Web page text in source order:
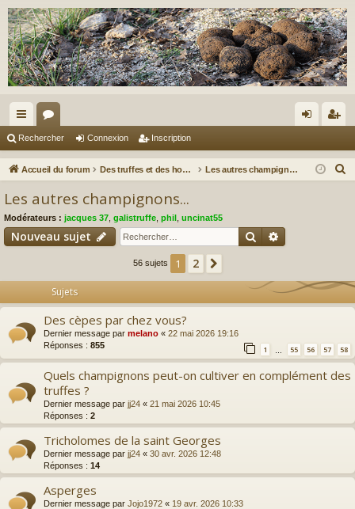
ac
co
s
or
u ne cri
Rechercher Connexion Inscription
Accueil du forum Des truffes et des hommes. Les autres champignons...
e
Les autres champignons...
Modérateurs : jacques 37 galistruffe phil uncinat55
Nouveau sujet Rechercher
56 sujets 1 2
Sujets
Des cèpes par chez vous?
Dernier message par melano « 22 mai 2026 19:16
Réponses : 855 1 55 56 57 58
Quels champignons peut-on cultiver en complément des
truffes ?
Dernier message par jj24 « 21 mai 2026 10:45
Réponses : 2
Tricholomes de la saint Georges
Dernier message par jj24 « 30 avr. 2026 12:48
Réponses : 14
Asperges
Dernier message par Jojo1972 « 19 avr. 2026 10:33